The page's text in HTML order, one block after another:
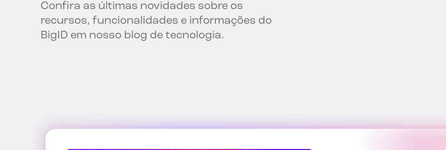
Confira as últimas novidades sobre os
recursos, funcionalidades e informações do
BigID em nosso blog de tecnologia.